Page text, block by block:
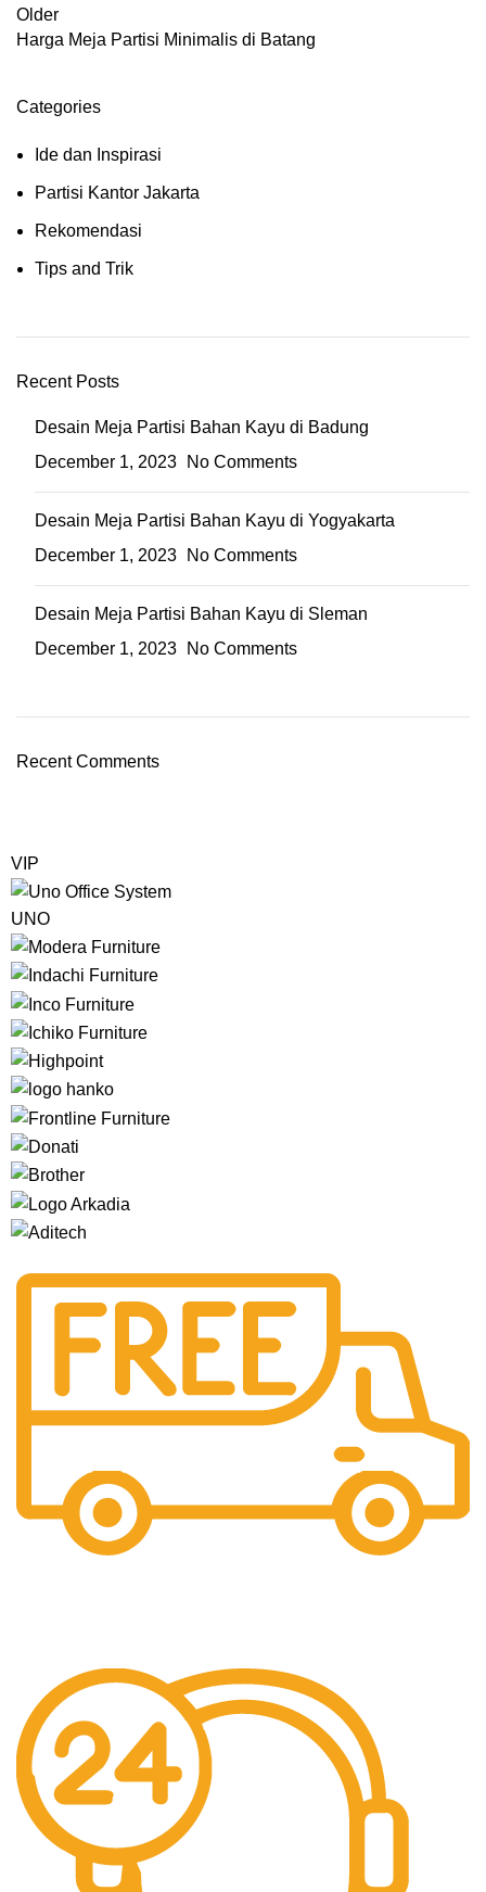
Older
Harga Meja Partisi Minimalis di Batang
Categories
Ide dan Inspirasi
Partisi Kantor Jakarta
Rekomendasi
Tips and Trik
Recent Posts
Desain Meja Partisi Bahan Kayu di Badung
December 1, 2023
No Comments
Desain Meja Partisi Bahan Kayu di Yogyakarta
December 1, 2023
No Comments
Desain Meja Partisi Bahan Kayu di Sleman
December 1, 2023
No Comments
Recent Comments
VIP
UNO